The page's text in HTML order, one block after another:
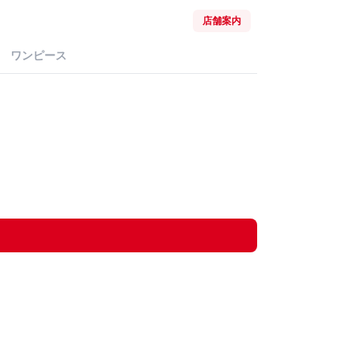
店舗案内
ワンピース